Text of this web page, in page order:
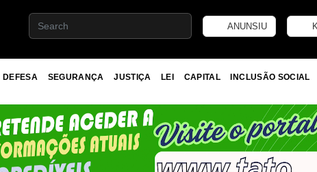
ANUNSIU
DEFESA SEGURANÇA JUSTIÇA LEI CAPITAL INCLUSÃO SOCIAL